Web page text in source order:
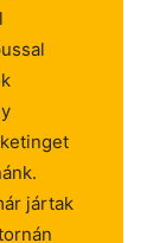
jártak